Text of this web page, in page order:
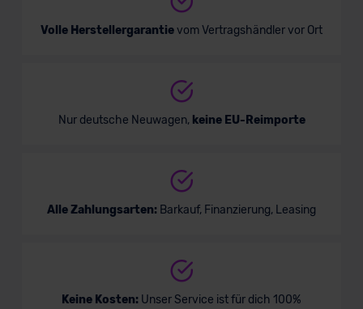
Volle Herstellergarantievom Vertragshändler vor Ort
Nur deutsche Neuwagen, keine EU-Reimporte
Alle Zahlungsarten: Barkauf, Finanzierung, Leasing
Keine Kosten: Unser Service ist für dich 100%